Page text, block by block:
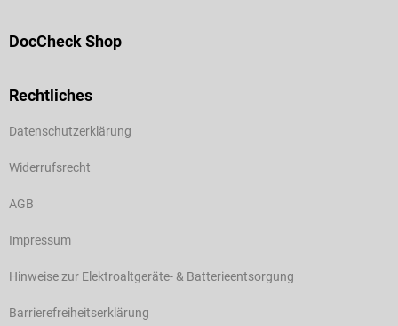
DocCheck Shop
Rechtliches
Datenschutzerklärung
Widerrufsrecht
AGB
Impressum
Hinweise zur Elektroaltgeräte- & Batterieentsorgung
Barrierefreiheitserklärung